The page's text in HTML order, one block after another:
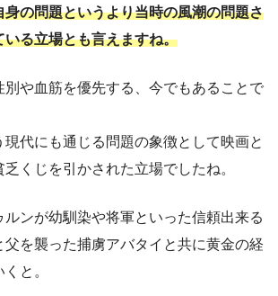
身の問題というより当時の風潮の問題さ
いる立場とも言えますね。
別や血筋を優先する、今でもあることで
現代にも通じる問題の象徴として映画と
くじを引かされた立場でしたね。
ルンが幼馴染や将軍といった信頼出来る
父を襲った捕虜アバタイと共に黄金の経
と。